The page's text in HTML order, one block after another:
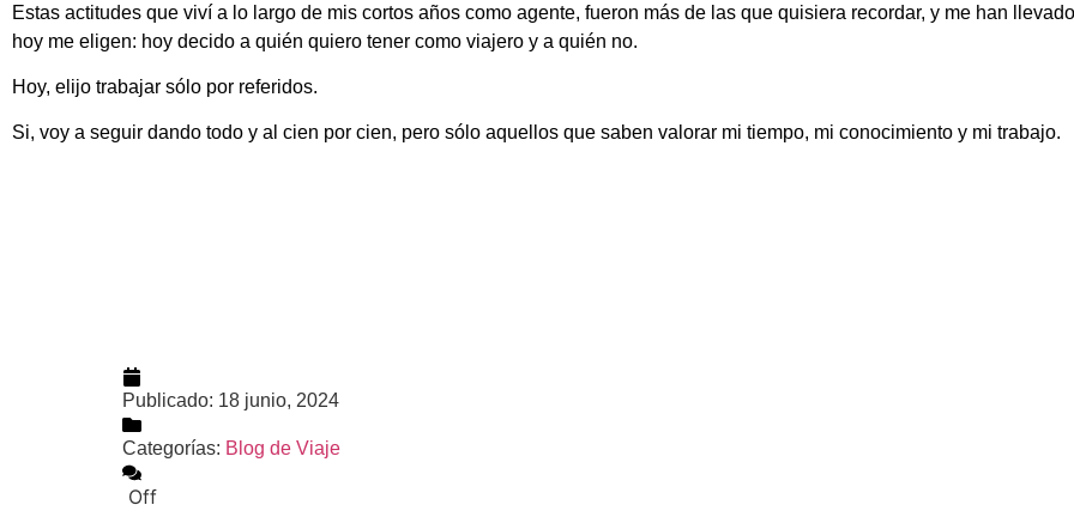
Estas actitudes que viví a lo largo de mis cortos años como agente, fueron más de las que quisiera recordar, y me han
hoy me eligen: hoy decido a quién quiero tener como viajero y a quién no.
Hoy, elijo trabajar sólo por referidos.
Si, voy a seguir dando todo y al cien por cien, pero sólo aquellos que saben valorar mi tiempo, mi conocimiento y mi trabajo.
Publicado: 18 junio, 2024
Categorías: Blog de Viaje
Off